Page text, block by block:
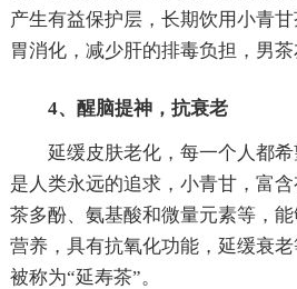
产生有益保护层，长期饮用小青
胃消化，减少肝的排毒负担，男茶
4、醒脑提神，抗衰老
延缓皮肤老化，每一个人都
是人类永远的追求，小青甘，富含
茶多酚、氨基酸和微量元素等，
营养，具有抗氧化功能，延缓衰
被称为“延寿茶”。